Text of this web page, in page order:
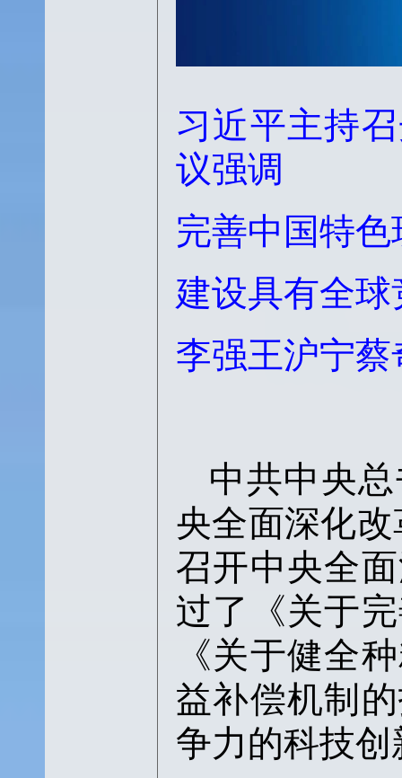
习近平主持
议强调
完善中国特
建设具有全
李强王沪宁蔡
中共中央
央全面深化
召开中央全
过了《关于
《关于健全
益补偿机制
争力的科技